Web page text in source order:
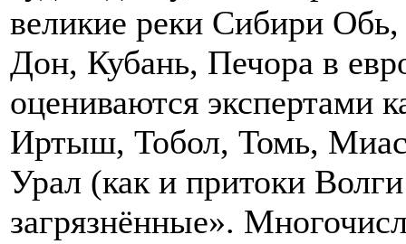
великие реки Сибири
Дон, Кубань, Печора в
оцениваются экспертами
Иртыш, Тобол, Томь,
Урал (как и притоки
загрязнённые».